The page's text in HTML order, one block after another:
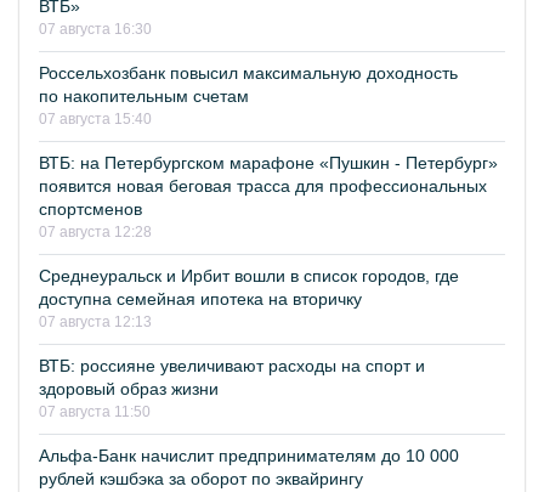
ВТБ»
07 августа 16:30
Россельхозбанк повысил максимальную доходность
по накопительным счетам
07 августа 15:40
ВТБ: на Петербургском марафоне «Пушкин - Петербург»
появится новая беговая трасса для профессиональных
спортсменов
07 августа 12:28
Среднеуральск и Ирбит вошли в список городов, где
доступна семейная ипотека на вторичку
07 августа 12:13
ВТБ: россияне увеличивают расходы на спорт и
здоровый образ жизни
07 августа 11:50
Альфа-Банк начислит предпринимателям до 10 000
рублей кэшбэка за оборот по эквайрингу